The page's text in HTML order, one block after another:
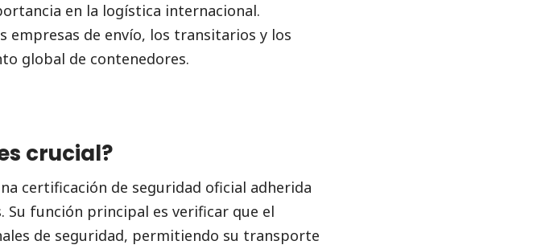
en la logística internacional.
empresas de envío, los transitarios y los
global de contenedores.
crucial?
certificación de seguridad oficial adherida
función principal es verificar que el
de seguridad, permitiendo su transporte